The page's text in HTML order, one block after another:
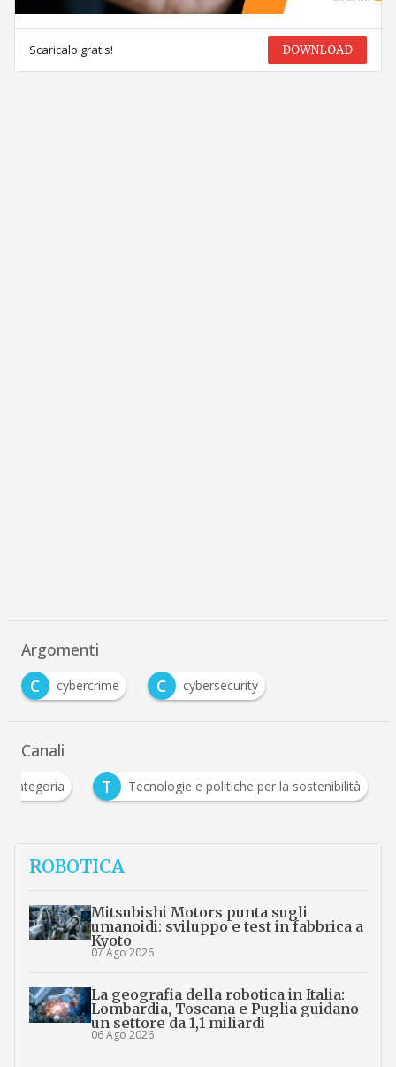
Scaricalo gratis! DOWNLOAD
Argomenti
C
cybercrime C cybersecurity
Canali
categoria T Tecnologie e politiche per la sostenibilità
ROBOTICA
Mitsubishi Motors punta sugli
umanoidi: sviluppo e test in fabbrica a
Kyoto
07 Ago 2026
La geografia della robotica in Italia:
Lombardia, Toscana e Puglia guidano
un settore da 1,1 miliardi
06 Ago 2026